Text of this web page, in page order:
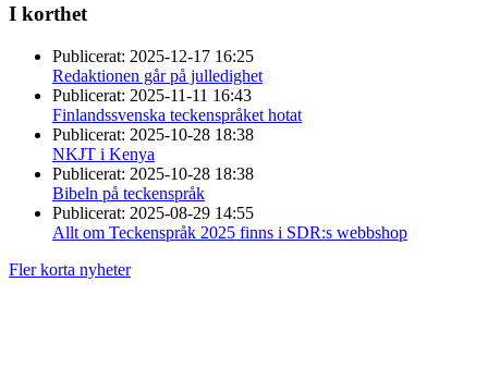
I korthet
Publicerat: 2025-12-17 16:25
Redaktionen går på julledighet
Publicerat: 2025-11-11 16:43
Finlandssvenska teckenspråket hotat
Publicerat: 2025-10-28 18:38
NKJT i Kenya
Publicerat: 2025-10-28 18:38
Bibeln på teckenspråk
Publicerat: 2025-08-29 14:55
Allt om Teckenspråk 2025 finns i SDR:s webbshop
Fler korta nyheter